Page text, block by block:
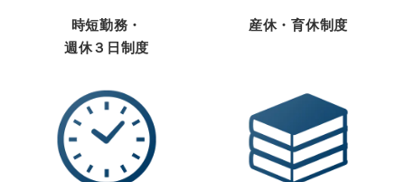
時短勤務・
週休３日制度
産休・育休制度